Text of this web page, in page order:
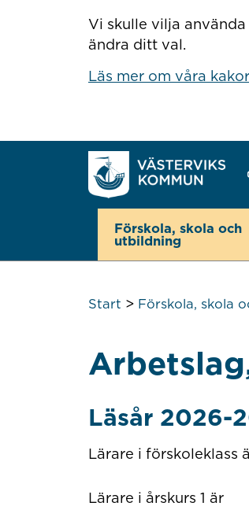
Vi skulle vilja
ändra ditt val.
Läs mer om våra
Förskola, skola och
utbildning
Start > Förskola, skola
Läsår 2026-
Lärare i förskoleklass
Lärare i årskurs 1 är